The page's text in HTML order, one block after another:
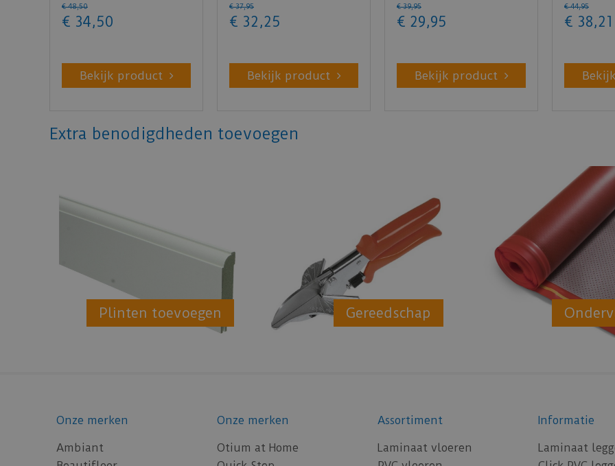
€ 48,50
€ 34,50
Bekijk product
€ 37,95
€ 32 ,25
Bekijk product
PVC)
€ 39,95
€ 29,95
Bekijk product
€ 44,95
€ 38,21
Extra benodigdheden toevoegen
Plinten toevoegen Gereedschap
Onze merken
Ambiant
Onze merken
Otium at Home
Assortiment
Laminaat vloeren
Informatie
Laminaat